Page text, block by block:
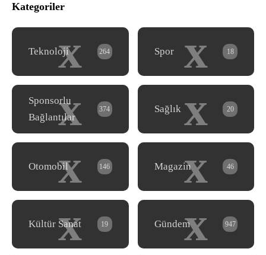
Kategoriler
x
Teknoloji 264 x
Spor 18
x
Sponsorlu
Bağlantılar
374 x
Sağlık 20
x
Otomobil 146 x
Magazin 46
x
Kültür Sanat 19 x
Gündem 947